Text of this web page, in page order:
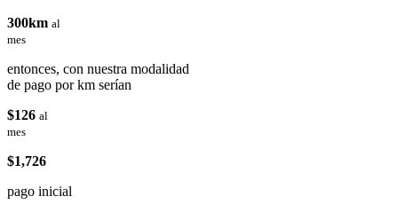
300km al
mes
entonces, con nuestra modalidad
de pago por km serían
$126 al
mes
$1,726
pago inicial